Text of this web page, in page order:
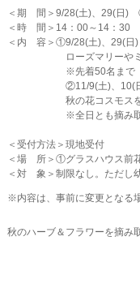
＜期 間＞9/28(土)、29(日)
＜時 間＞14：00～14：30
＜内 容＞①9/28(土)、29(
ローズマリーやミント
※先着50名まで
②11/9(土)、10(
秋の花コスモスを摘み
※全日とも摘み取り本
＜受付方法＞現地受付
＜場 所＞①グラスハウス前
＜対 象＞制限なし。ただし
※内容は、事前に変更となる
秋のハーブ＆フラワーを摘み